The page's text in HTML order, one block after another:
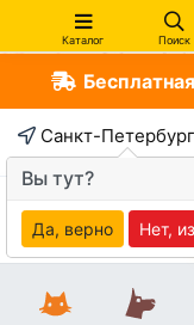
Каталог Поиск
Санкт-Петербург
Вы тут?
Да, верно Нет,